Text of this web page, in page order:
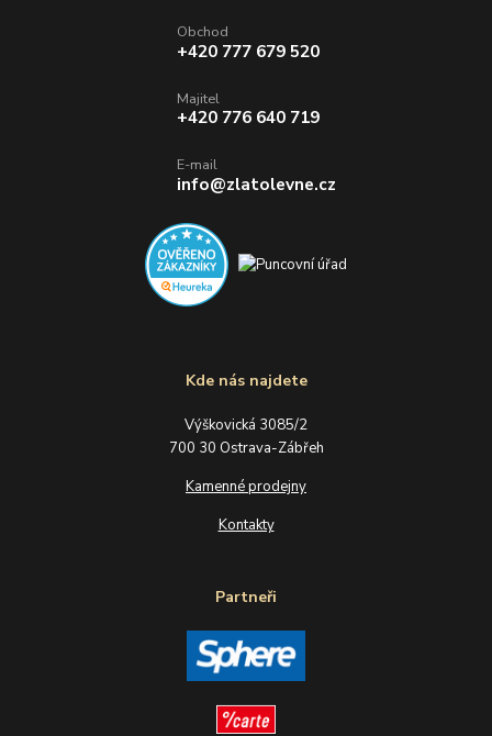
Kde nás najdete
Výškovická 3085/2
700 30 Ostrava-Zábřeh
Kamenné prodejny
Kontakty
Partneři
Obchod
+420 777 679 520
Majitel
+420 776 640 719
E-mail
info@zlatolevne.cz